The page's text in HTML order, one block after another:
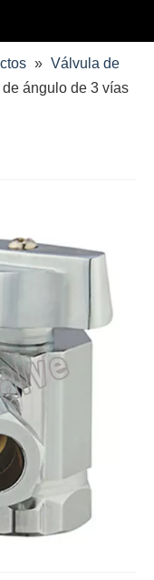
» Válvula de
ángulo de 3 vías